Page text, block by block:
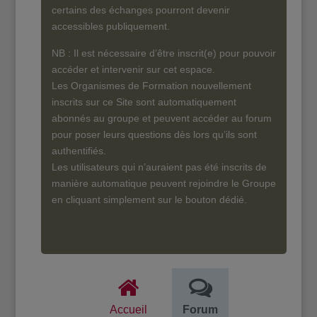
certains des échanges pourront devenir
accessibles publiquement.
NB : Il est nécessaire d’être inscrit(e) pour pouvoir
accéder et intervenir sur cet espace.
Les Organismes de Formation nouvellement
inscrits sur ce Site sont automatiquement
abonnés au groupe et peuvent accéder au forum
pour poser leurs questions dès lors qu’ils sont
authentifiés.
Les utilisateurs qui n’auraient pas été inscrits de
manière automatique peuvent rejoindre le Groupe
en cliquant simplement sur le bouton dédié.
Accueil Forum